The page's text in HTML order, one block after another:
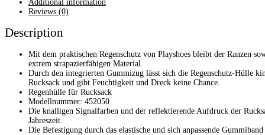
Additional information
Reviews (0)
Description
Mit dem praktischen Regenschutz von Playshoes bleibt der Ranzen
extrem strapazierfähigen Material.
Durch den integrierten Gummizug lässt sich die Regenschutz-Hülle
Rucksack und gibt Feuchtigkeit und Dreck keine Chance.
Regenhülle für Rucksack
Modellnummer: 452050
Die knalligen Signalfarben und der reflektierende Aufdruck der
Jahreszeit.
Die Befestigung durch das elastische und sich anpassende